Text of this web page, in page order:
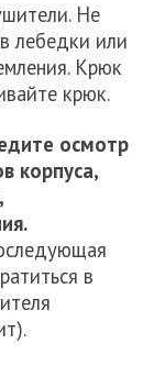
Не
лебедки или
Крюк
крюк.
осмотр
корпуса,
в